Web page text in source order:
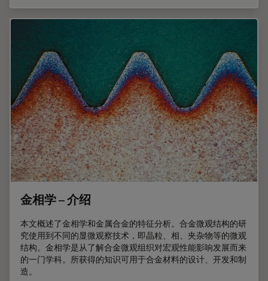
金相学 – 介绍
本文概述了金相学和金属合金的特征分析。合金微观结构的研
究使用到不同的显微观察技术，即晶粒、相、夹杂物等的微观
结构。金相学是从了解合金微观组织对宏观性能影响发展而来
的一门学科。所获得的知识可用于合金材料的设计、开发和制
造。